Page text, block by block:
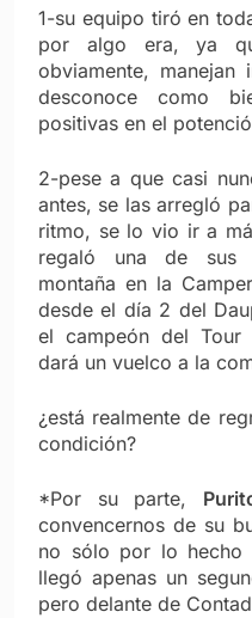
1-su equipo tiró en
por algo era, ya
obviamente, manejan
desconoce como
positivas en el
2-pese a que casi
antes, se las arregló
ritmo, se lo vio ir a
regaló una de sus
montaña en la
desde el día 2 del
el campeón del Tour
dará un vuelco a la
¿está realmente de
condición?
*Por su parte,
convencernos de su
no sólo por lo hecho
llegó apenas un
pero delante de